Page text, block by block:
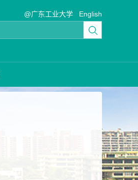
@广东工业大学 English